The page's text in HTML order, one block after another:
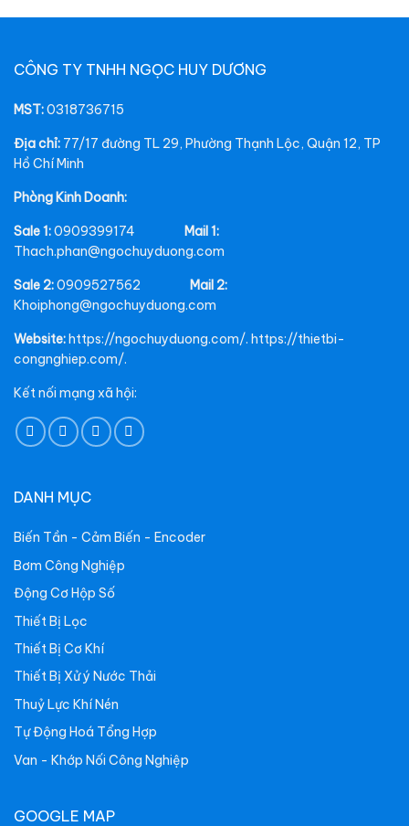
CÔNG TY TNHH NGỌC HUY DƯƠNG
MST:0318736715
Địa chỉ: 77/17 đường TL 29, Phường Thạnh Lộc, Quận 12, TP
Hồ Chí Minh
Phòng Kinh Doanh:
Sale 1:0909399174 Mail 1:
Thach.phan@ngochuyduong.com
Sale 2:0909527562 Mail 2:
Khoiphong@ngochuyduong.com
Website:https://ngochuyduong.com/. https://thietbi-
congnghiep.com/.
Kết nối mạng xã hội:
DANH MỤC
Biến Tần - Cảm Biến - Encoder
Bơm Công Nghiệp
Động Cơ Hộp Số
Thiết Bị Lọc
Thiết Bị Cơ Khí
Thiết Bị Xử ý Nước Thải
Thuỷ Lực Khí Nén
Tự Động Hoá Tổng Hợp
Van - Khớp Nối Công Nghiệp
GOOGLE MAP